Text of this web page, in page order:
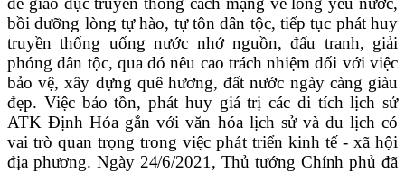
bồi dưỡng lòng tự hào, tự tôn dân tộc, tiếp tục phát huy
truyền thống uống nước nhớ nguồn, đấu tranh, giải
phóng dân tộc, qua đó nêu cao trách nhiệm đối với việc
bảo vệ, xây dựng quê hương, đất nước ngày càng giàu
đẹp. Việc bảo tồn, phát huy giá trị các di tích lịch sử
ATK Định Hóa gắn với văn hóa lịch sử và du lịch có
vai trò quan trọng trong việc phát triển kinh tế - xã hội
địa phương. Ngày 24/6/2021, Thủ tướng Chính phủ đã